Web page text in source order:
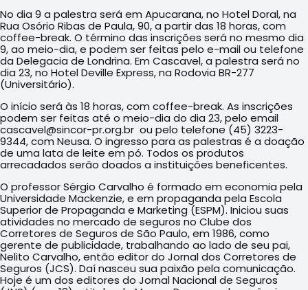
No dia 9 a palestra será em Apucarana, no Hotel Doral, na
Rua Osório Ribas de Paula, 90, a partir das 18 horas, com
coffee-break. O término das inscrições será no mesmo dia
9, ao meio-dia, e podem ser feitas pelo e-mail ou telefone
da Delegacia de Londrina. Em Cascavel, a palestra será no
dia 23, no Hotel Deville Express, na Rodovia BR-277
(Universitário).
O início será às 18 horas, com coffee-break. As inscrições
podem ser feitas até o meio-dia do dia 23, pelo email
cascavel@sincor-pr.org.br ou pelo telefone (45) 3223-
9344, com Neusa. O ingresso para as palestras é a doação
de uma lata de leite em pó. Todos os produtos
arrecadados serão doados a instituições beneficentes.
O professor Sérgio Carvalho é formado em economia pela
Universidade Mackenzie, e em propaganda pela Escola
Superior de Propaganda e Marketing (ESPM). Iniciou suas
atividades no mercado de seguros no Clube dos
Corretores de Seguros de São Paulo, em 1986, como
gerente de publicidade, trabalhando ao lado de seu pai,
Nelito Carvalho, então editor do Jornal dos Corretores de
Seguros (JCS). Daí nasceu sua paixão pela comunicação.
Hoje é um dos editores do Jornal Nacional de Seguros